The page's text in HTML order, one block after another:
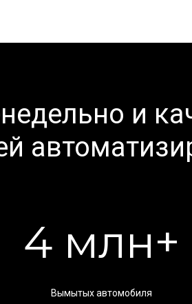
и
4 млн+
Вымытых автомобиля